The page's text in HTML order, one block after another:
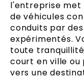
l'entreprise met
de véhicules
conduits par
expérimentés.
toute
court en ville ou
vers une